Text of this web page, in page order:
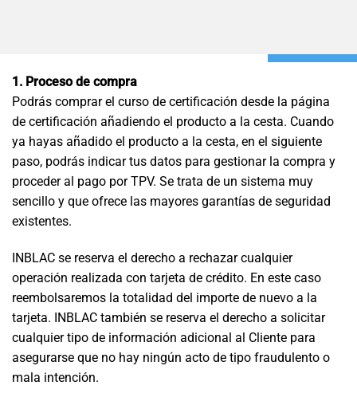
1. Proceso de compra
Podrás comprar el curso de certificación desde la página
de certificación añadiendo el producto a la cesta. Cuando
ya hayas añadido el producto a la cesta, en el siguiente
paso, podrás indicar tus datos para gestionar la compra y
proceder al pago por TPV. Se trata de un sistema muy
sencillo y que ofrece las mayores garantías de seguridad
existentes.
INBLAC se reserva el derecho a rechazar cualquier
operación realizada con tarjeta de crédito. En este caso
reembolsaremos la totalidad del importe de nuevo a la
tarjeta. INBLAC también se reserva el derecho a solicitar
cualquier tipo de información adicional al Cliente para
asegurarse que no hay ningún acto de tipo fraudulento o
mala intención.